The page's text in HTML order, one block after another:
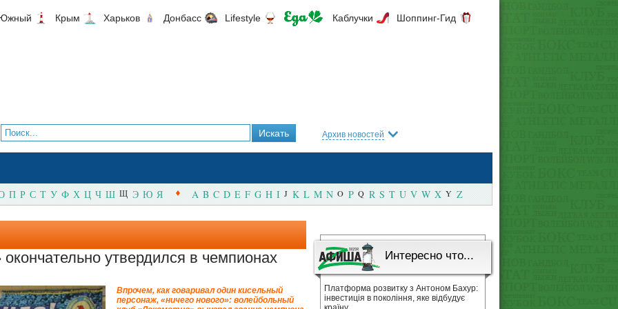
Крым Харьков Донбасс Lifestyle Каблучки Шоппинг-Гид
Архив новостей
П Р С Т У Ф Х Ц Ч Ш Щ Э Ю Я A B C D E F G H I J K L M N O P Q R S T U V W X Y Z
утвердился в чемпионах
Впрочем, как говаривал один кисельный
персонаж, «ничего нового»: волейбольный
Интересно что...
Платформа розвитку з Антоном Бахур:
інвестиція в покоління, яке відбудує